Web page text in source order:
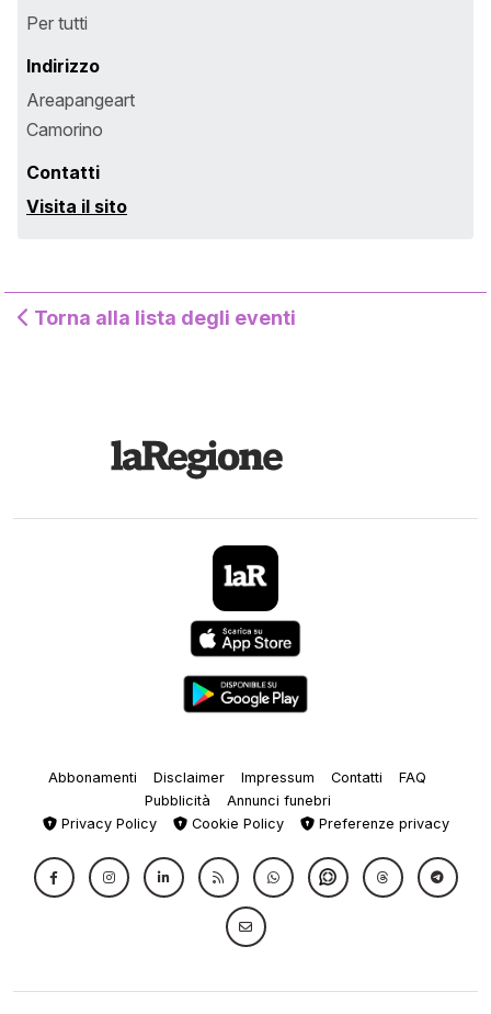
Per tutti
Indirizzo
Areapangeart
Camorino
Contatti
Visita il sito
Torna alla lista degli eventi
Abbonamenti Disclaimer Impressum Contatti
FAQ
Pubblicità
Annunci funebri
Privacy Policy
Cookie Policy Preferenze privacy